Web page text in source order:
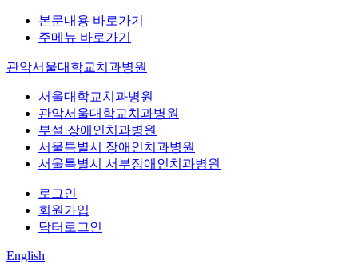
본문내용 바로가기
주메뉴 바로가기
관악서울대학교치과병원
서울대학교치과병원
관악서울대학교치과병원
부설 장애인치과병원
서울특별시 장애인치과병원
서울특별시 서부장애인치과병원
로그인
회원가입
닥터로그인
English